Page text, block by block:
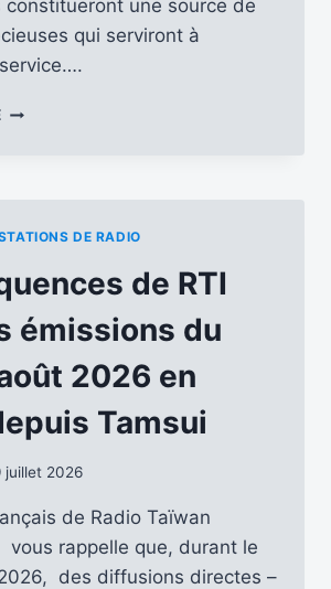
constitueront une source de
qui serviront à
PARTICIPEZ
RADIO
[03-
08
11-
09-
2026]
DE RADIO
de RTI
émissions du
2026 en
Tamsui
juillet 2026
de Radio Taïwan
vous rappelle que, durant le
des diffusions directes –